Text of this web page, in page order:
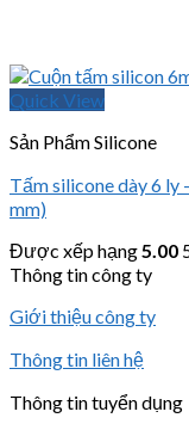
Quick View
Sản Phẩm Silicone
Tấm silicone dày 6 ly
mm)
Được xếp hạng5.00
Thông tin công ty
Giới thiệu công ty
Thông tin liên hệ
Thông tin tuyển dụng